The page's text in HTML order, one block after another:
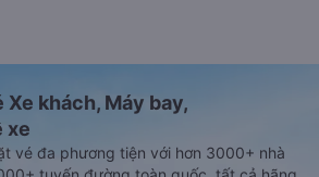
khách, Máy bay,
xe
vé đa phương tiện với hơn 3000+ nhà